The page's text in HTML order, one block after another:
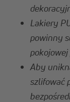
Lakiery
powinny
pokojowej
Aby
szlifować